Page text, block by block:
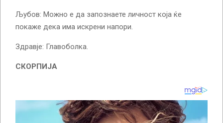
Љубов: Можно е да запознаете личност која ќе
покаже дека има искрени напори.
Здравје: Главоболка.
СКОРПИЈА